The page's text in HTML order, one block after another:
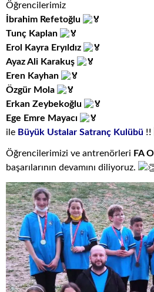
Öğrencilerimiz
İbrahim Refetoğlu
Tunç Kaplan
Erol Kayra Eryıldız
Ayaz Ali Karakuş
Eren Kayhan
Özgür Mola
Erkan Zeybekoğlu
Ege Emre Mayacı
ile Büyük Ustalar Satranç Kulübü !!
Öğrencilerimizi ve antrenörleri FA
başarılarının devamını diliyoruz.